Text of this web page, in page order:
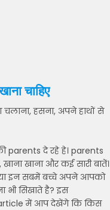
चाहिए
चलाना, हसना, अपने हाथों से
parents दे रहे हे। parents
खाना और कई सारी बातें।
इन सबमें बच्चे अपने आपको
भी सिखाते है? इस
article में आप देखेंगे कि किस